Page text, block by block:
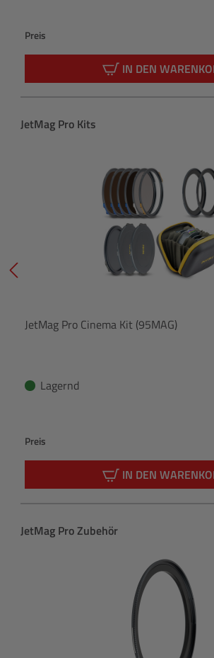
Preis
IN DEN
Produktgalerie überspringen
JetMag Pro Kits
JetMag Pro Cinema Kit (95MAG)
Lagernd
Preis
IN DEN
Produktgalerie überspringen
JetMag Pro Zubehör